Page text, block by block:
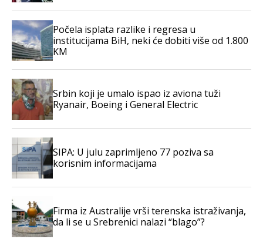
Počela isplata razlike i regresa u
institucijama BiH, neki će dobiti više od 1.800
KM
Srbin koji je umalo ispao iz aviona tuži
Ryanair, Boeing i General Electric
SIPA: U julu zaprimljeno 77 poziva sa
korisnim informacijama
Firma iz Australije vrši terenska istraživanja,
da li se u Srebrenici nalazi “blago”?